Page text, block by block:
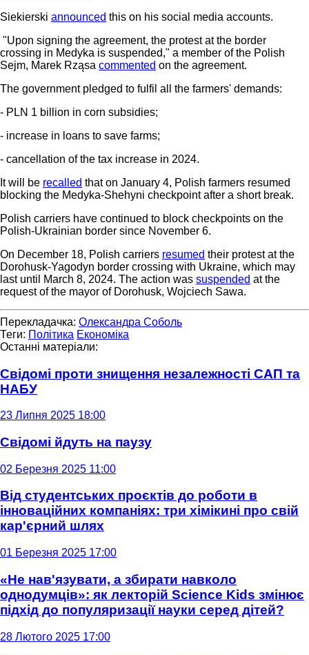
Siekierski announced this on his social media accounts.
"Upon signing the agreement, the protest at the border
crossing in Medyka is suspended," a member of the Polish
Sejm, Marek Rząsa commented on the agreement.
The government pledged to fulfil all the farmers' demands:
- PLN 1 billion in corn subsidies;
- increase in loans to save farms;
- cancellation of the tax increase in 2024.
It will be recalled that on January 4, Polish farmers resumed
blocking the Medyka-Shehyni checkpoint after a short break.
Polish carriers have continued to block checkpoints on the
Polish-Ukrainian border since November 6.
On December 18, Polish carriers resumed their protest at the
Dorohusk-Yagodyn border crossing with Ukraine, which may
last until March 8, 2024. The action was suspended at the
request of the mayor of Dorohusk, Wojciech Sawa.
Перекладачка: Олександра Соболь
Теги: Політика Економіка
Останні матеріали:
Свідомі проти знищення незалежності САП та
НАБУ
23 Липня 2025 18:00
Свідомі йдуть на паузу
02 Березня 2025 11:00
Від студентських проєктів до роботи в
інноваційних компаніях: три хімікині про свій
кар'єрний шлях
01 Березня 2025 17:00
«Не нав'язувати, а збирати навколо
однодумців»: як лекторій Science Kids змінює
підхід до популяризації науки серед дітей?
28 Лютого 2025 17:00